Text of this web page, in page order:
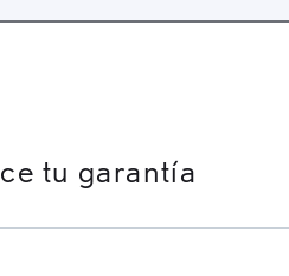
tu garantía